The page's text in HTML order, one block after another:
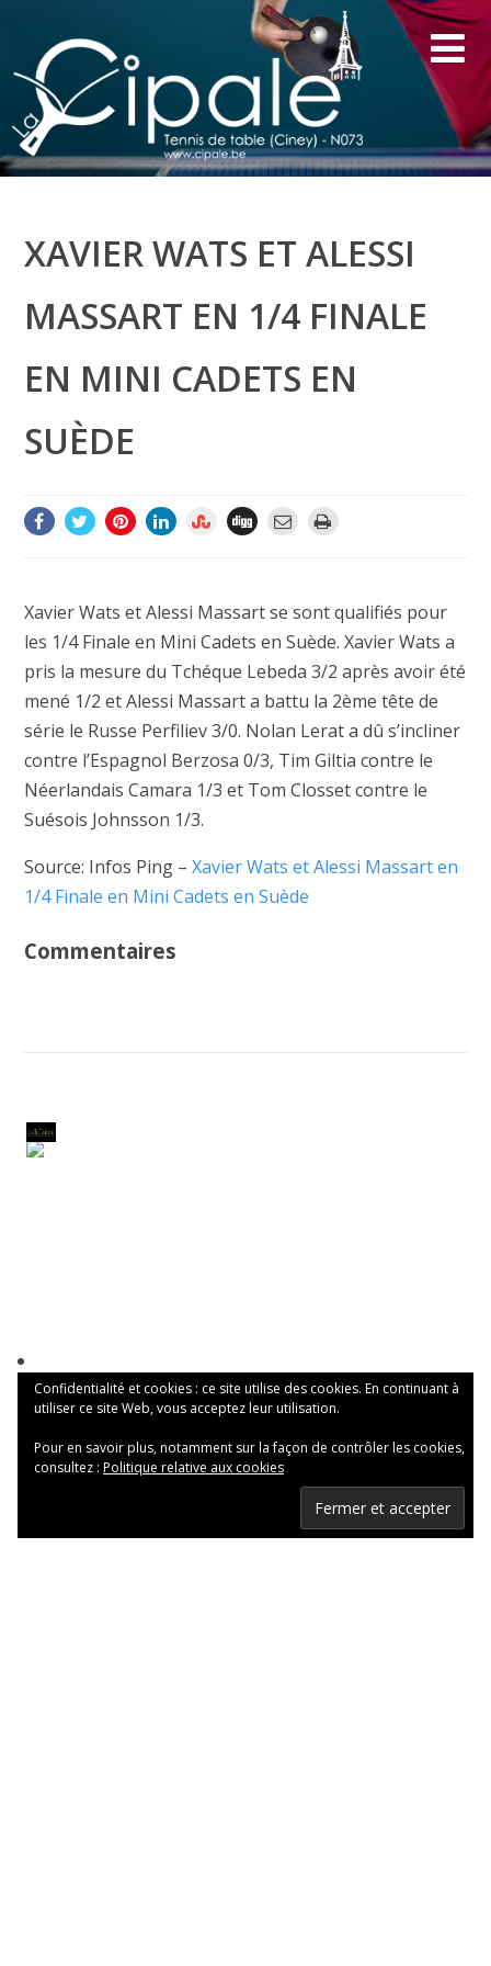
XAVIER WATS ET ALESSI
MASSART EN 1/4 FINALE
EN MINI CADETS EN
SUÈDE
Xavier Wats et Alessi Massart se sont qualifiés pour
les 1/4 Finale en Mini Cadets en Suède. Xavier Wats a
pris la mesure du Tchéque Lebeda 3/2 après avoir été
mené 1/2 et Alessi Massart a battu la 2ème tête de
série le Russe Perfiliev 3/0. Nolan Lerat a dû s’incliner
contre l’Espagnol Berzosa 0/3, Tim Giltia contre le
Néerlandais Camara 1/3 et Tom Closset contre le
Suésois Johnsson 1/3.
Source: Infos Ping – Xavier Wats et Alessi Massart en
1/4 Finale en Mini Cadets en Suède
Commentaires
Confidentialité et cookies : ce site utilise des cookies. En continuant à
utiliser ce site Web, vous acceptez leur utilisation.
Pour en savoir plus, notamment sur la façon de contrôler les cookies,
consultez : Politique relative aux cookies